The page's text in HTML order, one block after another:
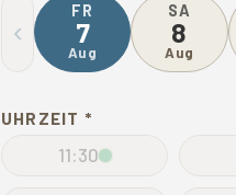
‹
FR
7
Aug
SA
8
Aug
UHRZEIT *
11:30